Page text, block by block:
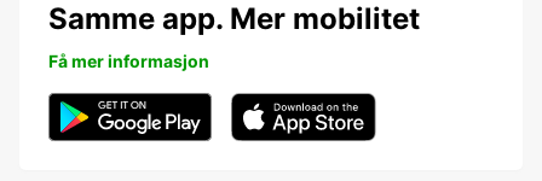
Samme app. Mer mobilitet
Få mer informasjon